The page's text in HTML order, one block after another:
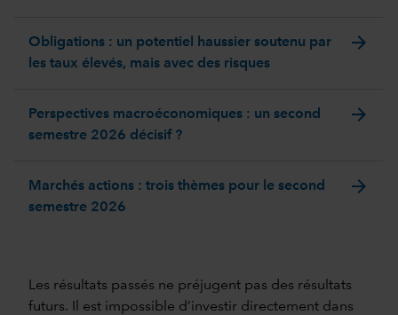
Obligations : un potentiel haussier soutenu par
les taux élevés, mais avec des risques
arrow_forward
Perspectives macroéconomiques : un second
semestre 2026 décisif ?
arrow_forward
Marchés actions : trois thèmes pour le second
semestre 2026
arrow_forward
Les résultats passés ne préjugent pas des résultats
futurs. Il est impossible d’investir directement dans